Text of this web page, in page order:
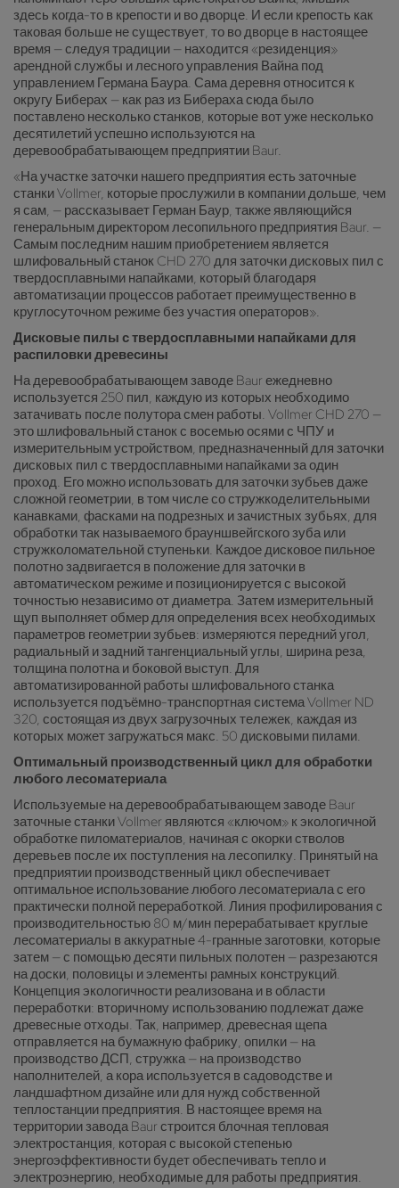
здесь когда-то в крепости и во дворце. И если крепость как
таковая больше не существует, то во дворце в настоящее
время — следуя традиции — находится «резиденция»
арендной службы и лесного управления Вайна под
управлением Германа Баура. Сама деревня относится к
округу Биберах — как раз из Бибераха сюда было
поставлено несколько станков, которые вот уже несколько
десятилетий успешно используются на
деревообрабатывающем предприятии Baur.
«На участке заточки нашего предприятия есть заточные
станки Vollmer, которые прослужили в компании дольше, чем
я сам, — рассказывает Герман Баур, также являющийся
генеральным директором лесопильного предприятия Baur. —
Самым последним нашим приобретением является
шлифовальный станок CHD 270 для заточки дисковых пил с
твердосплавными напайками, который благодаря
автоматизации процессов работает преимущественно в
круглосуточном режиме без участия операторов».
Дисковые пилы с твердосплавными напайками для
распиловки древесины
На деревообрабатывающем заводе Baur ежедневно
используется 250 пил, каждую из которых необходимо
затачивать после полутора смен работы. Vollmer CHD 270 —
это шлифовальный станок с восемью осями с ЧПУ и
измерительным устройством, предназначенный для заточки
дисковых пил с твердосплавными напайками за один
проход. Его можно использовать для заточки зубьев даже
сложной геометрии, в том числе со стружкоделительными
канавками, фасками на подрезных и зачистных зубьях, для
обработки так называемого брауншвейгского зуба или
стружколомательной ступеньки. Каждое дисковое пильное
полотно задвигается в положение для заточки в
автоматическом режиме и позиционируется с высокой
точностью независимо от диаметра. Затем измерительный
щуп выполняет обмер для определения всех необходимых
параметров геометрии зубьев: измеряются передний угол,
радиальный и задний тангенциальный углы, ширина реза,
толщина полотна и боковой выступ. Для
автоматизированной работы шлифовального станка
используется подъёмно-транспортная система Vollmer ND
320, состоящая из двух загрузочных тележек, каждая из
которых может загружаться макс. 50 дисковыми пилами.
Оптимальный производственный цикл для обработки
любого лесоматериала
Используемые на деревообрабатывающем заводе Baur
заточные станки Vollmer являются «ключом» к экологичной
обработке пиломатериалов, начиная с окорки стволов
деревьев после их поступления на лесопилку. Принятый на
предприятии производственный цикл обеспечивает
оптимальное использование любого лесоматериала с его
практически полной переработкой. Линия профилирования с
производительностью 80 м/мин перерабатывает круглые
лесоматериалы в аккуратные 4-гранные заготовки, которые
затем — с помощью десяти пильных полотен — разрезаются
на доски, половицы и элементы рамных конструкций.
Концепция экологичности реализована и в области
переработки: вторичному использованию подлежат даже
древесные отходы. Так, например, древесная щепа
отправляется на бумажную фабрику, опилки — на
производство ДСП, стружка — на производство
наполнителей, а кора используется в садоводстве и
ландшафтном дизайне или для нужд собственной
теплостанции предприятия. В настоящее время на
территории завода Baur строится блочная тепловая
электростанция, которая с высокой степенью
энергоэффективности будет обеспечивать тепло и
электроэнергию, необходимые для работы предприятия.